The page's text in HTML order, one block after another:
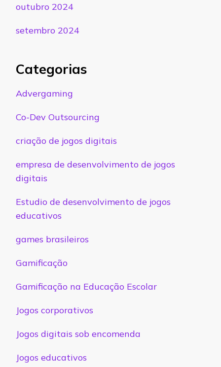
outubro 2024
setembro 2024
Categorias
Advergaming
Co-Dev Outsourcing
criação de jogos digitais
empresa de desenvolvimento de jogos
digitais
Estudio de desenvolvimento de jogos
educativos
games brasileiros
Gamificação
Gamificação na Educação Escolar
Jogos corporativos
Jogos digitais sob encomenda
Jogos educativos